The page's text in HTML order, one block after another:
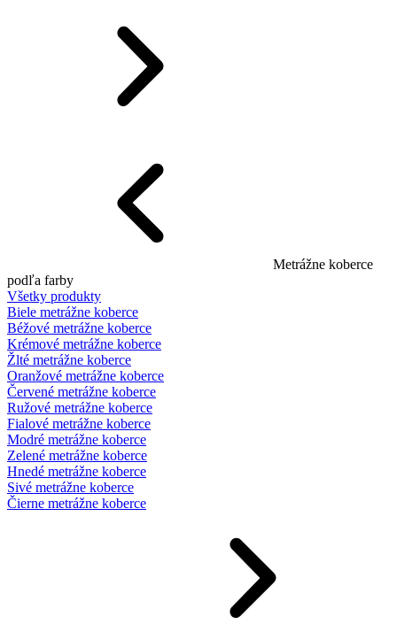
Metrážne koberce
podľa farby
Všetky produkty
Biele metrážne koberce
Béžové metrážne koberce
Krémové metrážne koberce
Žlté metrážne koberce
Oranžové metrážne koberce
Červené metrážne koberce
Ružové metrážne koberce
Fialové metrážne koberce
Modré metrážne koberce
Zelené metrážne koberce
Hnedé metrážne koberce
Sivé metrážne koberce
Čierne metrážne koberce